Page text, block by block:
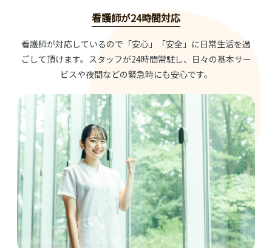
看護師が24時間対応
看護師が対応しているので「安心」「安全」に日常生活を過
ごして頂けます。スタッフが24時間常駐し、日々の基本サー
ビスや夜間などの緊急時にも安心です。